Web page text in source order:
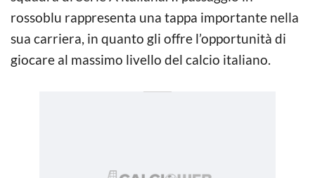
rossoblu rappresenta una tappa importante nella
sua carriera, in quanto gli offre l’opportunità di
giocare al massimo livello del calcio italiano.